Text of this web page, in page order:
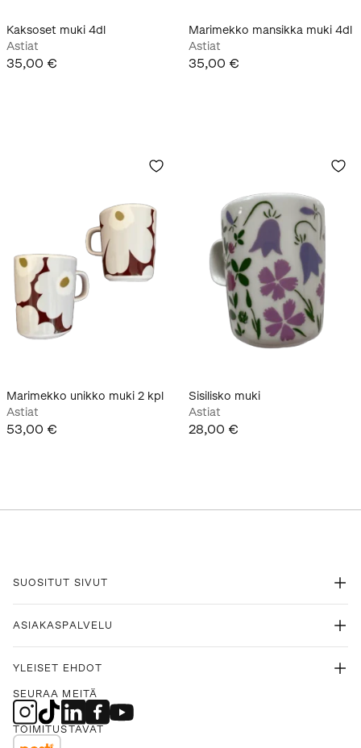
Kaksoset muki 4dl
Astiat
35,00 €
Marimekko mansikka muki 4dl
Astiat
35,00 €
Marimekko unikko muki 2 kpl
Astiat
53,00 €
Sisilisko muki
Astiat
28,00 €
SUOSITUT SIVUT
ASIAKASPALVELU
YLEISET EHDOT
SEURAA MEITÄ
TOIMITUSTAVAT